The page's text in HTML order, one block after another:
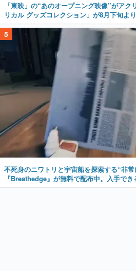
「東映」の“あのオープニング映像”がア
リカル グッズコレクション」が8月下旬よ
5
不死身のニワトリと宇宙船を探索する“非
『Breathedge』が無料で配布中。入手で